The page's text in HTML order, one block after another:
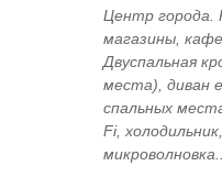
Центр города.
магазины,
Двуспальная
места), диван
спальных
Fi,
микроволновка...